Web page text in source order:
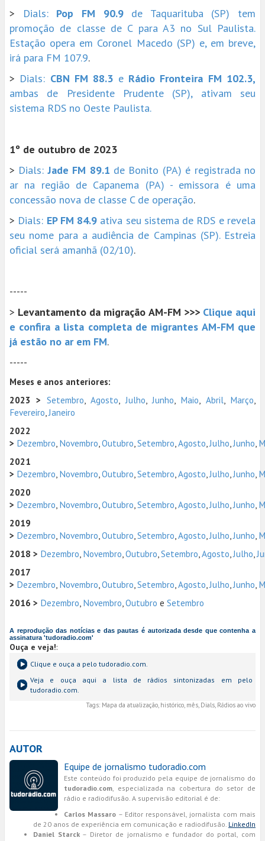
>
Dials: Pop FM 90.9de Taquarituba (SP) tem
promoção de classe de C para A3 no Sul Paulista.
Estação opera em Coronel Macedo (SP) e, em breve,
irá para FM 107.9.
> Dials: CBN FM 88.3 e Rádio Fronteira FM 102.3,
ambas de Presidente Prudente (SP), ativam seu
sistema RDS no Oeste Paulista.
1º de outubro de 2023
> Dials:Jade FM 89.1 de Bonito (PA) é registrada no
ar na região de Capanema (PA) - emissora é uma
concessão nova de classe C de operação.
> Dials: EP FM 84.9 ativa seu sistema de RDS e revela
seu nome para a audiência de Campinas (SP). Estreia
oficial será amanhã (02/10).
-----
> Levantamento da migração AM-FM >>> Clique aqui
e confira a lista completa de migrantes AM-FM que
já estão no ar em FM.
-----
Meses e anos anteriores:
2023 > Setembro,Agosto,Julho,Junho, Maio, Abril, Março,
Fevereiro,Janeiro
2022
> Dezembro, Novembro,Outubro,Setembro,Agosto,Julho,Junho,
2021
> Dezembro, Novembro,Outubro,Setembro,Agosto,Julho,Junho,
2020
> Dezembro, Novembro,Outubro,Setembro,Agosto,Julho,Junho,
2019
> Dezembro, Novembro,Outubro,Setembro,Agosto,Julho,Junho,
2018 > Dezembro, Novembro,Outubro,Setembro,Agosto,Julho,
2017
> Dezembro, Novembro,Outubro,Setembro,Agosto,Julho,Junho,
2016 > Dezembro, Novembro,Outubro e Setembro
A reprodução das notícias e das pautas é autorizada desde que contenha a
assinatura 'tudoradio.com'
Ouça e veja!:
Clique e ouça a pelo tudoradio.com.
Veja e ouça aqui a lista de rádios sintonizadas em pelo
tudoradio.com.
Tags: Mapa da atualização, histórico, mês, Dials, Rádios ao vivo
AUTOR
Equipe de jornalismo tudoradio.com
Este conteúdo foi produzido pela equipe de jornalismo do
tudoradio.com, especializada na cobertura do setor de
rádio e radiodifusão. A supervisão editorial é de:
Carlos Massaro – Editor responsável, jornalista com mais
de 20 anos de experiência em comunicação e radiodifusão. LinkedIn
Daniel Starck– Diretor de jornalismo e fundador do portal, com